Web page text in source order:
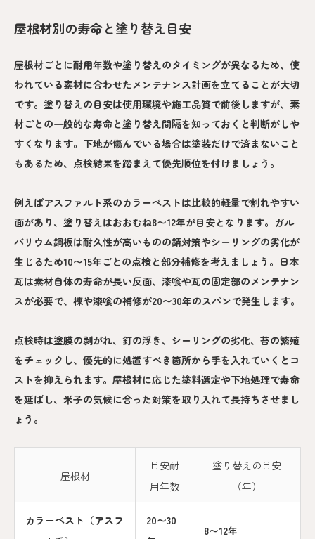
屋根材別の寿命と塗り替え目安
屋根材ごとに耐用年数や塗り替えのタイミングが異なるため、使
われている素材に合わせたメンテナンス計画を立てることが大切
です。塗り替えの目安は使用環境や施工品質で前後しますが、素
材ごとの一般的な寿命と塗り替え間隔を知っておくと判断がしや
すくなります。下地が傷んでいる場合は塗装だけで済まないこと
もあるため、点検結果を踏まえて優先順位を付けましょう。
例えばアスファルト系のカラーベストは比較的軽量で割れやすい
面があり、塗り替えはおおむね8〜12年が目安となります。ガル
バリウム鋼板は耐久性が高いものの錆対策やシーリングの劣化が
生じるため10〜15年ごとの点検と部分補修を考えましょう。日本
瓦は素材自体の寿命が長い反面、漆喰や瓦の固定部のメンテナン
スが必要で、棟や漆喰の補修が20〜30年のスパンで発生します。
点検時は塗膜の剥がれ、釘の浮き、シーリングの劣化、苔の繁殖
をチェックし、優先的に処置すべき箇所から手を入れていくとコ
ストを抑えられます。屋根材に応じた塗料選定や下地処理で寿命
を延ばし、米子の気候に合った対策を取り入れて長持ちさせまし
ょう。
屋根材
目安耐
用年数
塗り替えの目安
（年）
カラーベスト（アスフ
20〜30
8〜12年